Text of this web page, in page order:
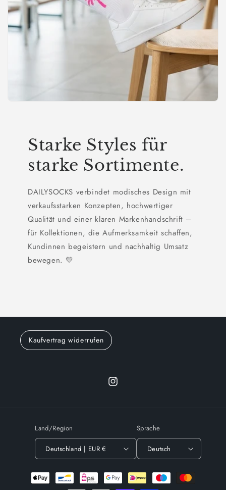
Starke Styles für
starke Sortimente.
DAILYSOCKS verbindet modisches Design mit
verkaufsstarken Konzepten, hochwertiger
Qualität und einer klaren Markenhandschrift –
für Kollektionen, die Aufmerksamkeit schaffen,
Kundinnen begeistern und nachhaltig Umsatz
bewegen. 💛
Kaufvertrag widerrufen
Instagram
Land/Region
Deutschland | EUR €
Sprache
Deutsch
Zahlungsmethoden